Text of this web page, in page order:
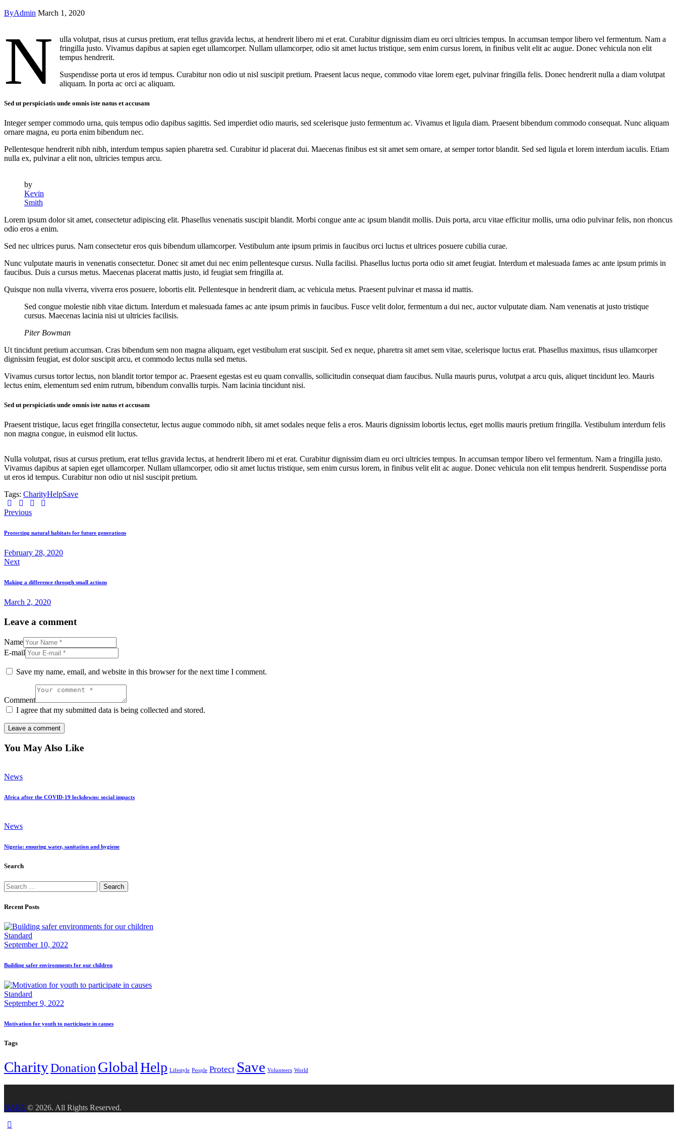
ByAdmin March 1, 2020
N
ulla volutpat, risus at cursus pretium, erat tellus gravida lectus, at hendrerit libero mi et erat. Curabitur dignissim diam eu orci ultricies tempus. In accumsan tempor libero vel fermentum. Nam a
fringilla justo. Vivamus dapibus at sapien eget ullamcorper. Nullam ullamcorper, odio sit amet luctus tristique, sem enim cursus lorem, in finibus velit elit ac augue. Donec vehicula non elit
tempus hendrerit.
Suspendisse porta ut eros id tempus. Curabitur non odio ut nisl suscipit pretium. Praesent lacus neque, commodo vitae lorem eget, pulvinar fringilla felis. Donec hendrerit nulla a diam volutpat
aliquam. In porta ac orci ac aliquam.
Sed ut perspiciatis unde omnis iste natus et accusam
Integer semper commodo urna, quis tempus odio dapibus sagittis. Sed imperdiet odio mauris, sed scelerisque justo fermentum ac. Vivamus et ligula diam. Praesent bibendum commodo consequat. Nunc aliquam
ornare magna, eu porta enim bibendum nec.
Pellentesque hendrerit nibh nibh, interdum tempus sapien pharetra sed. Curabitur id placerat dui. Maecenas finibus est sit amet sem ornare, at semper tortor blandit. Sed sed ligula et lorem interdum iaculis. Etiam
nulla ex, pulvinar a elit non, ultricies tempus arcu.
by
Kevin
Smith
Lorem ipsum dolor sit amet, consectetur adipiscing elit. Phasellus venenatis suscipit blandit. Morbi congue ante ac ipsum blandit mollis. Duis porta, arcu vitae efficitur mollis, urna odio pulvinar felis, non rhoncus
odio eros a enim.
Sed nec ultrices purus. Nam consectetur eros quis bibendum ullamcorper. Vestibulum ante ipsum primis in faucibus orci luctus et ultrices posuere cubilia curae.
Nunc vulputate mauris in venenatis consectetur. Donec sit amet dui nec enim pellentesque cursus. Nulla facilisi. Phasellus luctus porta odio sit amet feugiat. Interdum et malesuada fames ac ante ipsum primis in
faucibus. Duis a cursus metus. Maecenas placerat mattis justo, id feugiat sem fringilla at.
Quisque non nulla viverra, viverra eros posuere, lobortis elit. Pellentesque in hendrerit diam, ac vehicula metus. Praesent pulvinar et massa id mattis.
Sed congue molestie nibh vitae dictum. Interdum et malesuada fames ac ante ipsum primis in faucibus. Fusce velit dolor, fermentum a dui nec, auctor vulputate diam. Nam venenatis at justo tristique
cursus. Maecenas lacinia nisi ut ultricies facilisis.
Piter Bowman
Ut tincidunt pretium accumsan. Cras bibendum sem non magna aliquam, eget vestibulum erat suscipit. Sed ex neque, pharetra sit amet sem vitae, scelerisque luctus erat. Phasellus maximus, risus ullamcorper
dignissim feugiat, est dolor suscipit arcu, et commodo lectus nulla sed metus.
Vivamus cursus tortor lectus, non blandit tortor tempor ac. Praesent egestas est eu quam convallis, sollicitudin consequat diam faucibus. Nulla mauris purus, volutpat a arcu quis, aliquet tincidunt leo. Mauris
lectus enim, elementum sed enim rutrum, bibendum convallis turpis. Nam lacinia tincidunt nisi.
Sed ut perspiciatis unde omnis iste natus et accusam
Praesent tristique, lacus eget fringilla consectetur, lectus augue commodo nibh, sit amet sodales neque felis a eros. Mauris dignissim lobortis lectus, eget mollis mauris pretium fringilla. Vestibulum interdum felis
non magna congue, in euismod elit luctus.
Nulla volutpat, risus at cursus pretium, erat tellus gravida lectus, at hendrerit libero mi et erat. Curabitur dignissim diam eu orci ultricies tempus. In accumsan tempor libero vel fermentum. Nam a fringilla justo.
Vivamus dapibus at sapien eget ullamcorper. Nullam ullamcorper, odio sit amet luctus tristique, sem enim cursus lorem, in finibus velit elit ac augue. Donec vehicula non elit tempus hendrerit. Suspendisse porta
ut eros id tempus. Curabitur non odio ut nisl suscipit pretium.
Tags: CharityHelpSave
Post
navigation
Previous
Protecting natural habitats for future generations
February 28, 2020
Next
Making a difference through small actions
March 2, 2020
Leave a comment
Name
E-mail
Save my name, email, and website in this browser for the next time I comment.
Comment
I agree that my submitted data is being collected and stored.
You May Also Like
News
Africa after the COVID-19 lockdowns: social impacts
News
Nigeria: ensuring water, sanitation and hygiene
Search
Search
for:
Recent Posts
Standard
September 10, 2022
Building safer environments for our children
Standard
September 9, 2022
Motivation for youth to participate in causes
Tags
CharityDonation GlobalHelp Lifestyle People Protect Save Volunteers World
BAFA © 2026. All Rights Reserved.